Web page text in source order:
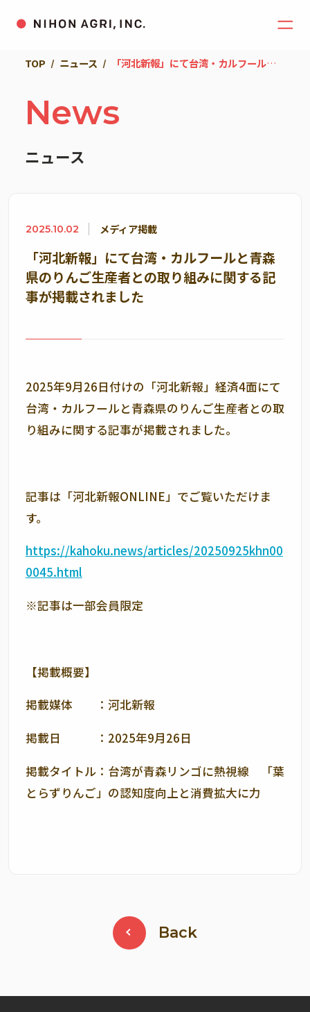
TOP ニュース 「河北新報」にて台湾・カルフールと青森県のりんご生産者との取り組みに関する記事が掲載されました
News
ニュース
2025.10.02 メディア掲載
「河北新報」にて台湾・カルフールと青森
県のりんご生産者との取り組みに関する記
事が掲載されました
2025年9月26日付けの「河北新報」経済4面にて
台湾・カルフールと青森県のりんご生産者との取
り組みに関する記事が掲載されました。
記事は「河北新報ONLINE」でご覧いただけま
す。
https://kahoku.news/articles/20250925khn00
0045.html
※記事は一部会員限定
【掲載概要】
掲載媒体 ：河北新報
掲載日 ：2025年9月26日
掲載タイトル：台湾が青森リンゴに熱視線 「葉
とらずりんご」の認知度向上と消費拡大に力
Back